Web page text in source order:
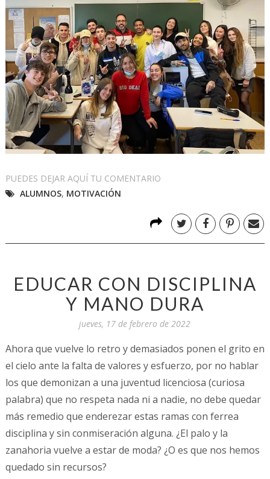
PUEDES DEJAR AQUÍ TU COMENTARIO
ALUMNOS, MOTIVACIÓN
EDUCAR CON DISCIPLINA
Y MANO DURA
jueves, 17 de febrero de 2022
Ahora que vuelve lo retro y demasiados ponen el grito en
el cielo ante la falta de valores y esfuerzo, por no hablar
los que demonizan a una juventud licenciosa (curiosa
palabra) que no respeta nada ni a nadie, no debe quedar
más remedio que enderezar estas ramas con ferrea
disciplina y sin conmiseración alguna. ¿El palo y la
zanahoria vuelve a estar de moda? ¿O es que nos hemos
quedado sin recursos?